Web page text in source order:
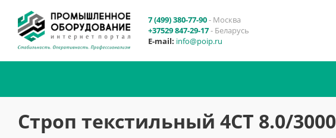
7 (499) 380-77-90- Москва
+37529 847-29-17- Беларусь
E-mail: info@poip.ru
Строп текстильный 4СТ 8.0/3000